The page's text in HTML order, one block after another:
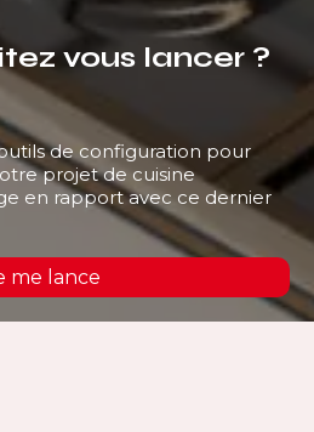
vous lancer ?
de configuration pour
projet de cuisine
en rapport avec ce dernier
me lance